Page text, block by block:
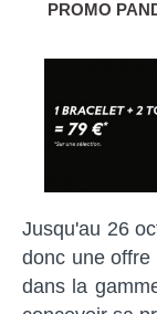
PROMO
Jusqu'au 26
donc une
dans la